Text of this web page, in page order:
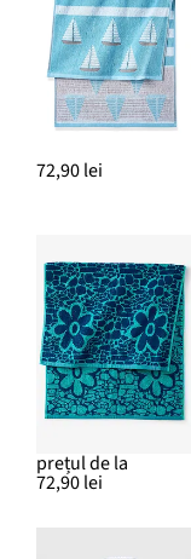
72,90 lei
prețul de la
72,90 lei